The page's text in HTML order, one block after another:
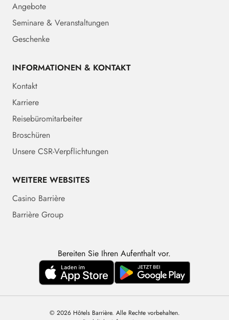
Angebote
Seminare & Veranstaltungen
Geschenke
INFORMATIONEN & KONTAKT
Kontakt
Karriere
Reisebüromitarbeiter
Broschüren
Unsere CSR-Verpflichtungen
WEITERE WEBSITES
Casino Barrière
Barrière Group
Bereiten Sie Ihren Aufenthalt vor.
© 2026 Hôtels Barrière. Alle Rechte vorbehalten.